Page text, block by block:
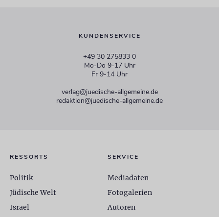
KUNDENSERVICE
+49 30 275833 0
Mo-Do 9-17 Uhr
Fr 9-14 Uhr
verlag@juedische-allgemeine.de
redaktion@juedische-allgemeine.de
RESSORTS
Politik
Jüdische Welt
Israel
SERVICE
Mediadaten
Fotogalerien
Autoren